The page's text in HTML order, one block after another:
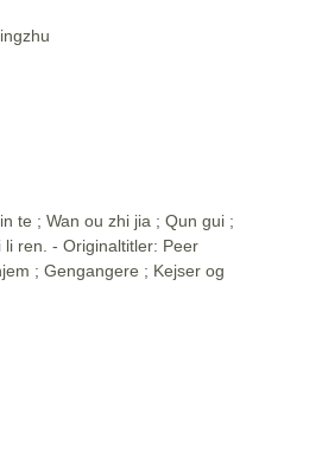
te ; Wan ou zhi jia ; Qun gui ;
li ren. - Originaltitler: Peer
; Gengangere ; Kejser og